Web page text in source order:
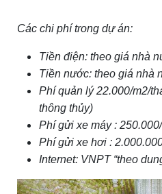
Các chi phí trong dự án:
Tiền điện: theo giá nhà
Tiền nước: theo giá nhà
Phí quản lý 22.000/m2/
thông thủy)
Phí gửi xe máy :
Phí gửi xe hơi :
Internet: VNPT “theo